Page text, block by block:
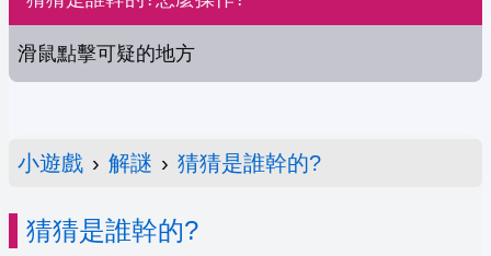
滑鼠點擊可疑的地方
小遊戲 › 解謎 › 猜猜是誰幹的?
猜猜是誰幹的?